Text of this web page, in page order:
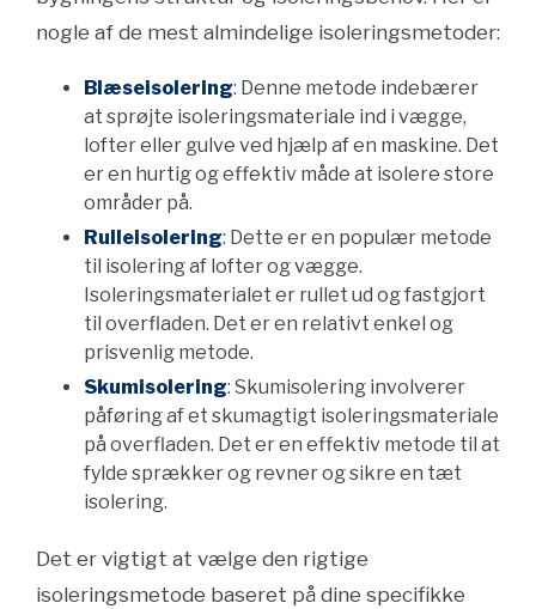
nogle af de mest almindelige isoleringsmetoder:
Blæseisolering: Denne metode indebærer
at sprøjte isoleringsmateriale ind i vægge,
lofter eller gulve ved hjælp af en maskine. Det
er en hurtig og effektiv måde at isolere store
områder på.
Rulleisolering: Dette er en populær metode
til isolering af lofter og vægge.
Isoleringsmaterialet er rullet ud og fastgjort
til overfladen. Det er en relativt enkel og
prisvenlig metode.
Skumisolering: Skumisolering involverer
påføring af et skumagtigt isoleringsmateriale
på overfladen. Det er en effektiv metode til at
fylde sprækker og revner og sikre en tæt
isolering.
Det er vigtigt at vælge den rigtige
isoleringsmetode baseret på dine specifikke